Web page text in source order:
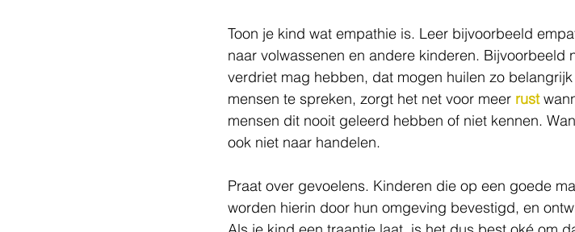
Toon je kind wat empathie is. Leer bijvoorbeeld
naar volwassenen en andere kinderen. Bijvoorbeeld
verdriet mag hebben, dat mogen huilen zo
mensen te spreken, zorgt het net voor meer rust
mensen dit nooit geleerd hebben of niet kennen.
ook niet naar handelen.
Praat over gevoelens. Kinderen die op een goede
worden hierin door hun omgeving bevestigd, en